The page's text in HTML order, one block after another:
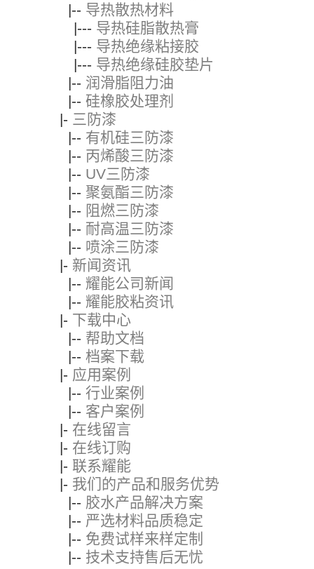
|-- 导热散热材料
|--- 导热硅脂散热膏
|--- 导热绝缘粘接胶
|--- 导热绝缘硅胶垫片
|-- 润滑脂阻力油
|-- 硅橡胶处理剂
|- 三防漆
|-- 有机硅三防漆
|-- 丙烯酸三防漆
|-- UV三防漆
|-- 聚氨酯三防漆
|-- 阻燃三防漆
|-- 耐高温三防漆
|-- 喷涂三防漆
|- 新闻资讯
|-- 耀能公司新闻
|-- 耀能胶粘资讯
|- 下载中心
|-- 帮助文档
|-- 档案下载
|- 应用案例
|-- 行业案例
|-- 客户案例
|- 在线留言
|- 在线订购
|- 联系耀能
|- 我们的产品和服务优势
|-- 胶水产品解决方案
|-- 严选材料品质稳定
|-- 免费试样来样定制
|-- 技术支持售后无忧